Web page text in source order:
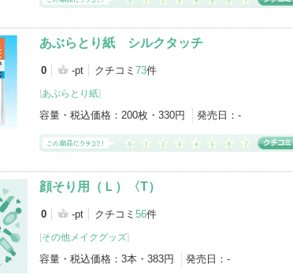
あぶらとり紙 シルクタッチ
0 -pt クチコミ 73件
[あぶらとり紙]
容量・税込価格： 200枚・330円 発売日： -
顔そり用（Ｌ）〈T）
0 -pt クチコミ 56件
[その他メイクグッズ]
容量・税込価格： 3本・383円 発売日： -